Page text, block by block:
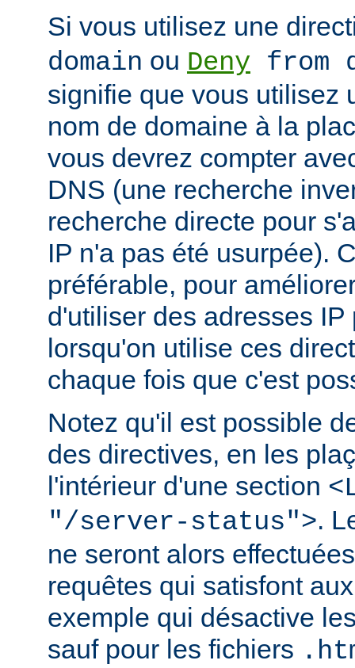
Si vous utilisez une
domain ou Deny from
signifie que vous utilisez
nom de domaine à la
vous devrez compter
DNS (une recherche
recherche directe pour
IP n'a pas été usurpée).
préférable, pour
d'utiliser des adresses
lorsqu'on utilise ces
chaque fois que c'est
Notez qu'il est possible
des directives, en les
l'intérieur d'une section
"/server-status">.
ne seront alors
requêtes qui satisfont
exemple qui désactive
sauf pour les fichiers